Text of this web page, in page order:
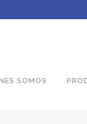
SOMOS